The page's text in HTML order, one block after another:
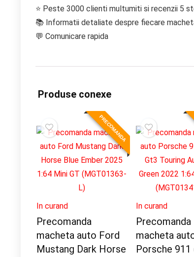
⭐ Peste 3000 clienti multumiti si recenzii 5
📚 Informatii detaliate despre fiecare
💬 Comunicare rapida
Produse conexe
PRECOMANDA
In curand
Precomanda
macheta auto Ford
Mustang Dark Horse
In curand
Precomanda
macheta
Porsche 911